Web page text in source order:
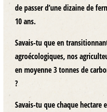
de passer d’une dizaine de
10 ans.
Savais-tu que en
agroécologiques, nos
en moyenne 3 tonnes de
?
Savais-tu que chaque